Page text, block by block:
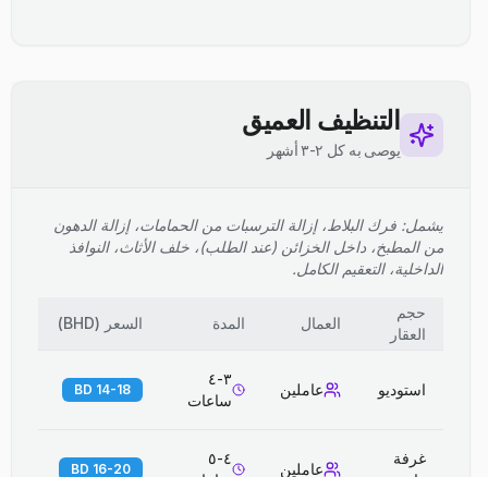
التنظيف العميق
يوصى به كل ٢-٣ أشهر
يشمل: فرك البلاط، إزالة الترسبات من الحمامات، إزالة الدهون
من المطبخ، داخل الخزائن (عند الطلب)، خلف الأثاث، النوافذ
الداخلية، التعقيم الكامل.
حجم
العقار
العمال المدة السعر (
BHD
)
استوديو عاملين
٣-٤
ساعات
14-18 BD
غرفة
عاملين
٤-٥
16-20 BD